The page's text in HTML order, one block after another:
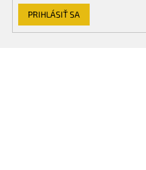
PRIHLÁSIŤ SA